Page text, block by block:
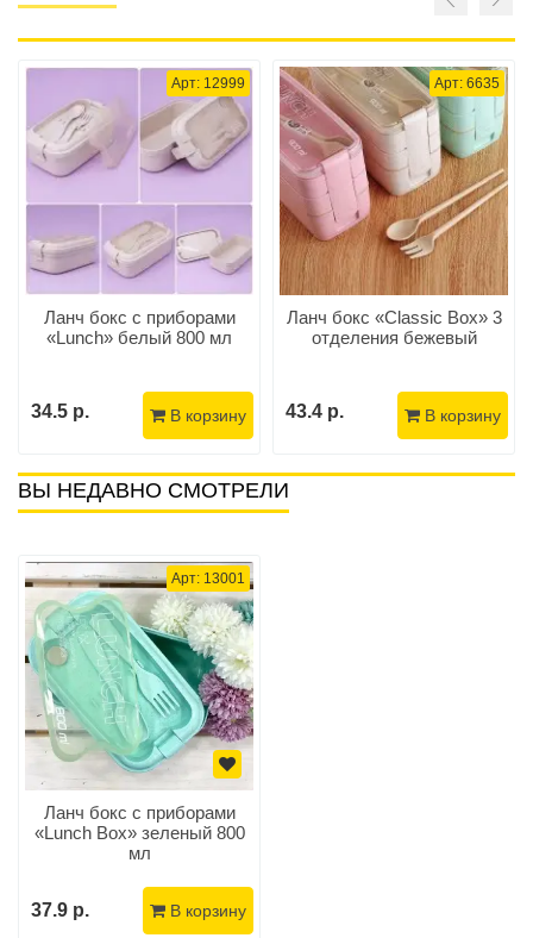
Арт: 12999
Ланч бокс c приборами
«Lunch» белый 800 мл
34.5 р. В корзину
Арт: 6635
Ланч бокс «Classic Box» 3
отделения бежевый
43.4 р. В корзину
ВЫ НЕДАВНО СМОТРЕЛИ
Арт: 13001
Ланч бокс c приборами
«Lunch Box» зеленый 800
мл
37.9 р. В корзину